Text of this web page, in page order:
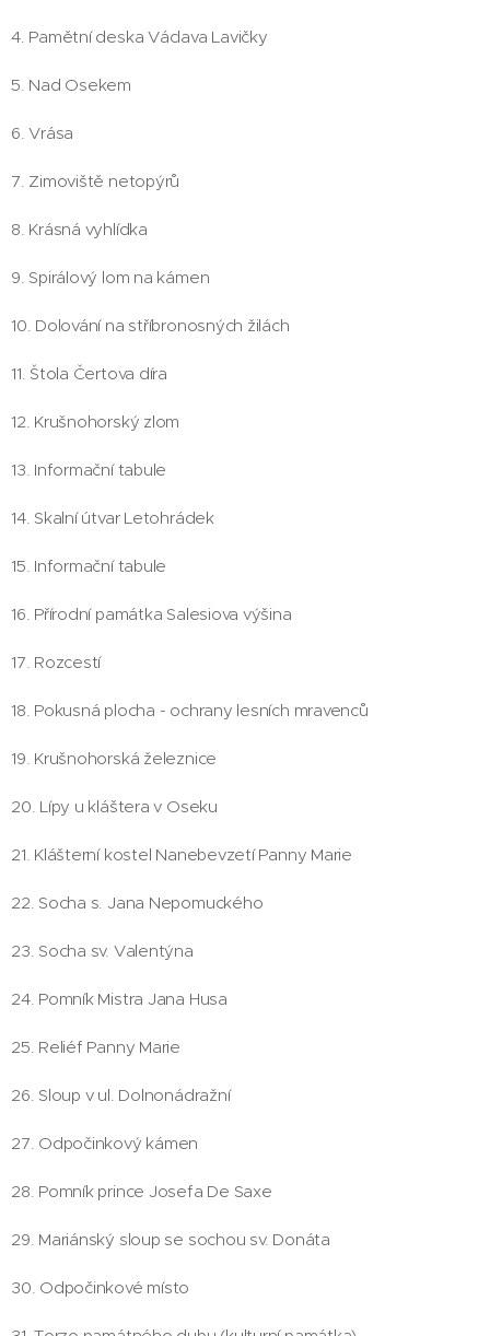
4. Pamětní deska Václava Lavičky
5. Nad Osekem
6. Vrása
7. Zimoviště netopýrů
8. Krásná vyhlídka
9. Spirálový lom na kámen
10. Dolování na stříbronosných žilách
11. Štola Čertova díra
12. Krušnohorský zlom
13. Informační tabule
14. Skalní útvar Letohrádek
15. Informační tabule
16. Přírodní památka Salesiova výšina
17. Rozcestí
18. Pokusná plocha - ochrany lesních mravenců
19. Krušnohorská železnice
20. Lípy u kláštera v Oseku
21. Klášterní kostel Nanebevzetí Panny Marie
22. Socha s. Jana Nepomuckého
23. Socha sv. Valentýna
24. Pomník Mistra Jana Husa
25. Reliéf Panny Marie
26. Sloup v ul. Dolnonádražní
27. Odpočinkový kámen
28. Pomník prince Josefa De Saxe
29. Mariánský sloup se sochou sv. Donáta
30. Odpočinkové místo